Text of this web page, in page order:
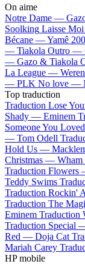
On aime
Notre Dame —
Soolking Laisse
Bécane —Yamê
— Tiakola Outro —
— Gazo & Tiakola
La League —
— PLK No love —
Top traduction
Traduction Lose
Shady — Eminem
Someone You
— Tom Odell
Hold Us —
Christmas — Wham
Traduction Flowers
Teddy Swims
Traduction Rockin'
Traduction The
Eminem Traduction
Traduction Special
Red — Doja Cat
Mariah Carey
HP mobile